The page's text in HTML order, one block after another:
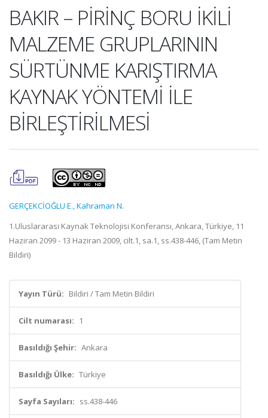
BAKIR – PİRİNÇ BORU İKİLİ
MALZEME GRUPLARININ
SÜRTÜNME KARIŞTIRMA
KAYNAK YÖNTEMİ İLE
BİRLEŞTİRİLMESİ
GERÇEKCİOĞLU E.,Kahraman N.
1.Uluslararası Kaynak Teknolojisi Konferansı, Ankara, Türkiye, 11
Haziran 2099 - 13 Haziran 2009, cilt.1, sa.1, ss.438-446, (Tam Metin
Bildiri)
Yayın Türü: Bildiri / Tam Metin Bildiri
Cilt numarası: 1
Basıldığı Şehir: Ankara
Basıldığı Ülke: Türkiye
Sayfa Sayıları: ss.438-446